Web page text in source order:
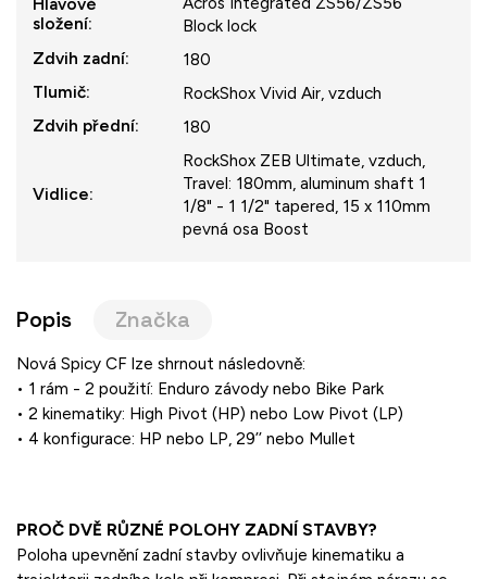
složení:
Block lock
Zdvih zadní:
180
Tlumič:
RockShox Vivid Air, vzduch
Zdvih přední: 180
Vidlice:
RockShox ZEB Ultimate, vzduch,
Travel: 180mm, aluminum shaft 1
1/8" - 1 1/2" tapered, 15 x 110mm
pevná osa Boost
Popis Značka
Nová Spicy CF lze shrnout následovně:
• 1 rám - 2 použití: Enduro závody nebo Bike Park
• 2 kinematiky: High Pivot (HP) nebo Low Pivot (LP)
• 4 konfigurace: HP nebo LP, 29’’ nebo Mullet
PROČ DVĚ RŮZNÉ POLOHY ZADNÍ STAVBY?
Poloha upevnění zadní stavby ovlivňuje kinematiku a